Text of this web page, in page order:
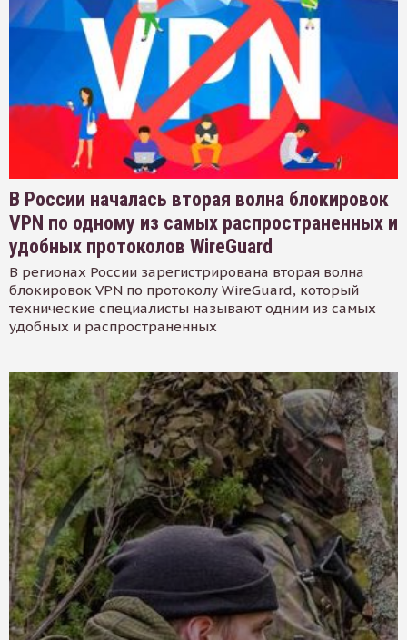
В России началась вторая волна блокировок
VPN по одному из самых распространенных и
удобных протоколов WireGuard
В регионах России зарегистрирована вторая волна
блокировок VPN по протоколу WireGuard, который
технические специалисты называют одним из самых
удобных и распространенных